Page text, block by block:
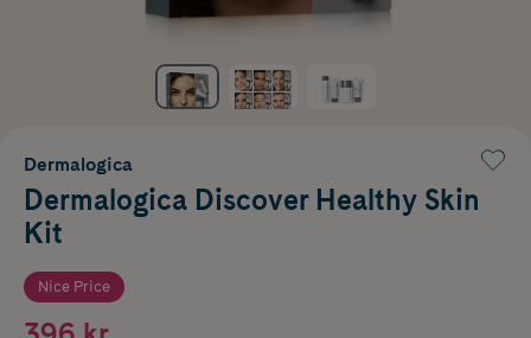
Dermalogica
Dermalogica Discover Healthy Skin
Kit
Nice Price